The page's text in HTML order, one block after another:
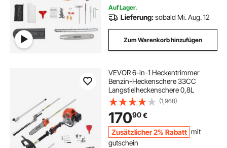
Auf Lager.
Lieferung:sobald Mi. Aug. 12
Zum Warenkorb hinzufügen
VEVOR 6-in-1 Heckentrimmer
Benzin-Heckenschere 33CC
Langstielheckenschere 0,8L
(1,968)
17090€
Zusätzlicher 2% Rabatt mit
gutschein